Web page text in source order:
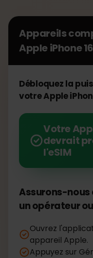
Appareils
Apple iPhone
Débloquez la
votre Apple
Votre
devrait
l'eSIM
Assurons-nous
un opérateur
Ouvrez
appareil Apple.
Appuyez sur